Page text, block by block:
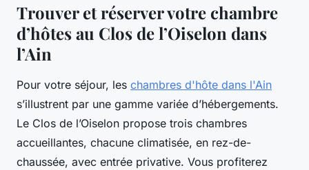
Trouver et réserver votre chambre
d’hôtes au Clos de l’Oiselon dans
l’Ain
Pour votre séjour, les chambres d'hôte dans l'Ain
s’illustrent par une gamme variée d’hébergements.
Le Clos de l’Oiselon propose trois chambres
accueillantes, chacune climatisée, en rez-de-
chaussée, avec entrée privative. Vous profiterez